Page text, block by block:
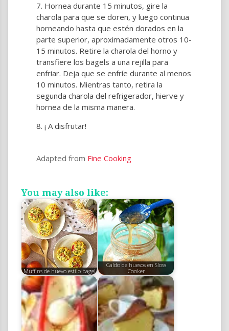
Hornea durante 15 minutos, gire la
charola para que se doren, y luego continua
horneando hasta que estén dorados en la
parte superior, aproximadamente otros 10-
15 minutos. Retire la charola del horno y
transfiere los bagels a una rejilla para
enfriar. Deja que se enfríe durante al menos
10 minutos. Mientras tanto, retira la
segunda charola del refrigerador, hierve y
hornea de la misma manera.
¡ A disfrutar!
Adapted from Fine Cooking
You may also like:
Muffins de huevo estilo bagel
Caldo de huesos en Slow
Cooker